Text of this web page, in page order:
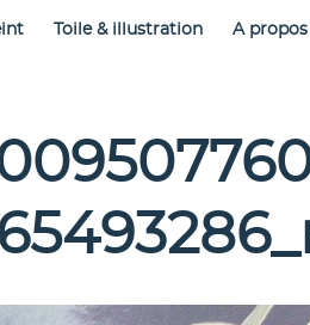
Toile & illustration A propos